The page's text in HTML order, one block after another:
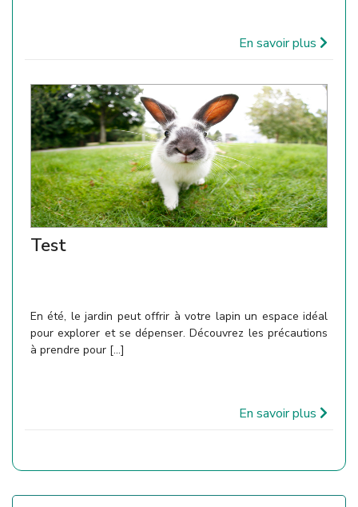
En savoir plus
Test
En été, le jardin peut offrir à votre lapin un espace idéal
pour explorer et se dépenser. Découvrez les précautions
à prendre pour [...]
En savoir plus